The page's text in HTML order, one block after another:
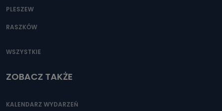
PLESZEW
RASZKÓW
WSZYSTKIE
ZOBACZ TAKŻE
KALENDARZ WYDARZEŃ